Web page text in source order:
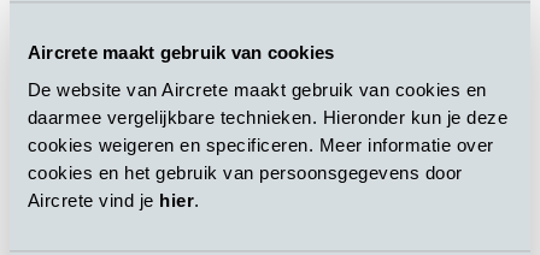
Aircrete maakt gebruik van cookies
De website van Aircrete maakt gebruik van cookies en
daarmee vergelijkbare technieken. Hieronder kun je deze
cookies weigeren en specificeren. Meer informatie over
cookies en het gebruik van persoonsgegevens door
Aircrete vind je hier.
заводами, расположенными в Березани и Обухове
Киевской области, ее качество соответствует самым
высоким требованиям отечественных и европейских
стандартов. Aeroc предлагает широкий ассортимент
продукции: АГБ стеновые блоки плотностью от 300 до
500, теплоизоляционные блоки плотностью 150, U-блоки,